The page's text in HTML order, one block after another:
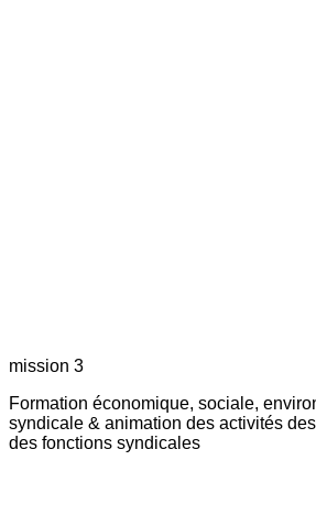
mission 3
Formation économique, sociale,
syndicale & animation des activités
des fonctions syndicales